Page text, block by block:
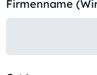
Firmenname